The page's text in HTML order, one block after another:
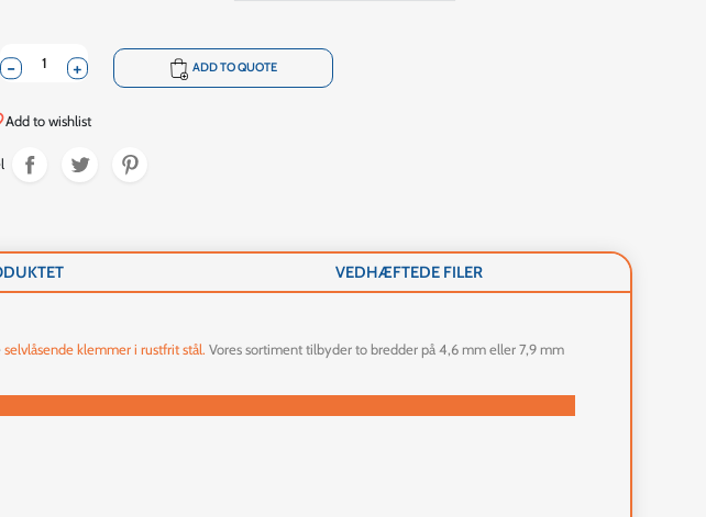
+
- shopping_cart ADD TO QUOTE
Add to wishlist
VEDHÆFTEDE FILER
selvlåsendeklemmer i rustfrit stål. Vores sortiment tilbyder to bredder på 4,6 mm eller 7,9 mm